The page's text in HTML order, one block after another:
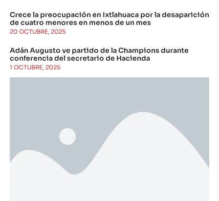
Crece la preocupación en Ixtlahuaca por la desaparición
de cuatro menores en menos de un mes
20 OCTUBRE, 2025
Adán Augusto ve partido de la Champions durante
conferencia del secretario de Hacienda
1 OCTUBRE, 2025